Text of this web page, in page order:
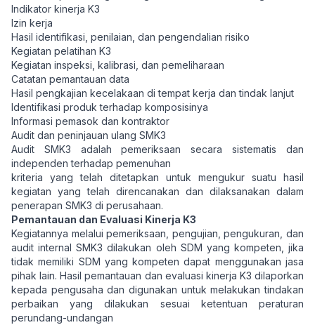
Indikator kinerja K3
Izin kerja
Hasil identifikasi, penilaian, dan pengendalian risiko
Kegiatan pelatihan K3
Kegiatan inspeksi, kalibrasi, dan pemeliharaan
Catatan pemantauan data
Hasil pengkajian kecelakaan di tempat kerja dan tindak lanjut
Identifikasi produk terhadap komposisinya
Informasi pemasok dan kontraktor
Audit dan peninjauan ulang SMK3
Audit SMK3 adalah pemeriksaan secara sistematis dan
independen terhadap pemenuhan
kriteria yang telah ditetapkan untuk mengukur suatu hasil
kegiatan yang telah direncanakan dan dilaksanakan dalam
penerapan SMK3 di perusahaan.
Pemantauan dan Evaluasi Kinerja K3
Kegiatannya melalui pemeriksaan, pengujian, pengukuran, dan
audit internal SMK3 dilakukan oleh SDM yang kompeten, jika
tidak memiliki SDM yang kompeten dapat menggunakan jasa
pihak lain. Hasil pemantauan dan evaluasi kinerja K3 dilaporkan
kepada pengusaha dan digunakan untuk melakukan tindakan
perbaikan yang dilakukan sesuai ketentuan peraturan
perundang-undangan